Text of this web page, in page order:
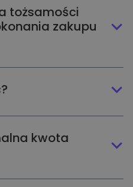
tożsamości
zakupu
kwota